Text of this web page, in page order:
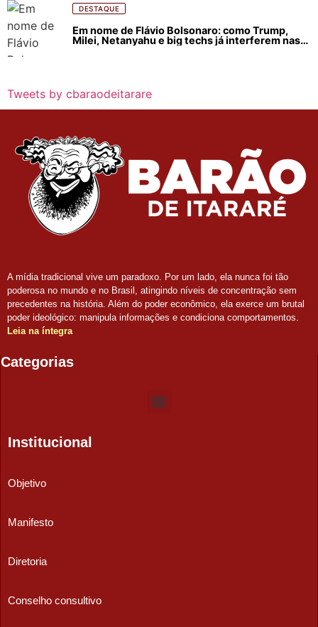
DESTAQUE
Em nome de Flávio Bolsonaro: como Trump,
Milei, Netanyahu e big techs já interferem nas
Tweets by cbaraodeitarare
A mídia tradicional vive um paradoxo. Por um lado, ela nunca foi tão
poderosa no mundo e no Brasil, atingindo níveis de concentração sem
precedentes na história. Além do poder econômico, ela exerce um brutal
poder ideológico: manipula informações e condiciona comportamentos.
Leia na íntegra
Categorias
Institucional
Objetivo
Manifesto
Diretoria
Conselho consultivo